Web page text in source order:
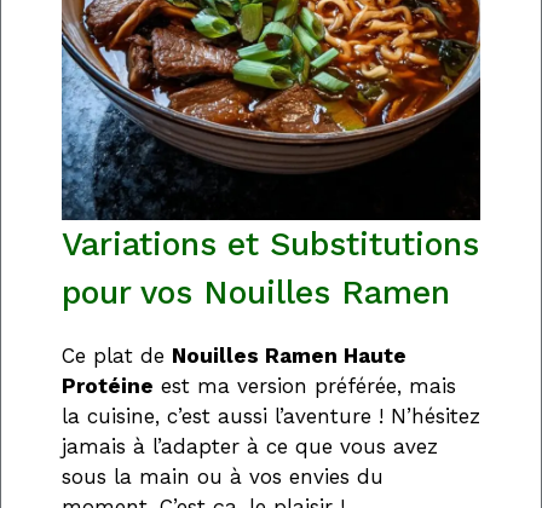
Variations et Substitutions
pour vos Nouilles Ramen
Ce plat de Nouilles Ramen Haute
Protéine est ma version préférée, mais
la cuisine, c’est aussi l’aventure ! N’hésitez
jamais à l’adapter à ce que vous avez
sous la main ou à vos envies du